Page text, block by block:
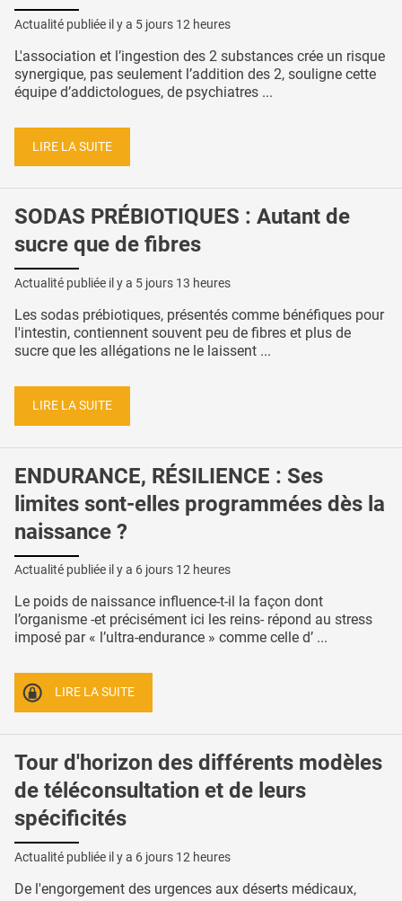
Actualité publiée il y a 5 jours 12 heures
L'association et l’ingestion des 2 substances crée un risque
synergique, pas seulement l’addition des 2, souligne cette
équipe d’addictologues, de psychiatres ...
LIRE LA SUITE
SODAS PRÉBIOTIQUES : Autant de
sucre que de fibres
Actualité publiée il y a 5 jours 13 heures
Les sodas prébiotiques, présentés comme bénéfiques pour
l'intestin, contiennent souvent peu de fibres et plus de
sucre que les allégations ne le laissent ...
LIRE LA SUITE
ENDURANCE, RÉSILIENCE : Ses
limites sont-elles programmées dès la
naissance ?
Actualité publiée il y a 6 jours 12 heures
Le poids de naissance influence-t-il la façon dont
l’organisme -et précisément ici les reins- répond au stress
imposé par « l’ultra-endurance » comme celle d’ ...
LIRE LA SUITE
Tour d'horizon des différents modèles
de téléconsultation et de leurs
spécificités
Actualité publiée il y a 6 jours 12 heures
De l'engorgement des urgences aux déserts médicaux,